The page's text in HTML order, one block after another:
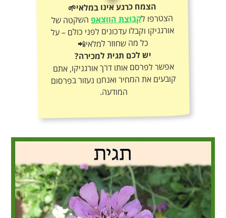
הצמח כרגע אינו במלאי🌱
הצטרפו לקבוצת הווצאפהשקטה של
אורגניקו וקבלו עדכונים לפני כולם – על
כל מה שחוזר למלאי📲
יש לכם תגית למכירה?
אפשר לפרסם אותו דרך אורגניקו, אתם
קובעים את המחיר ואנחנו נעזור בפרסום
המודעה.